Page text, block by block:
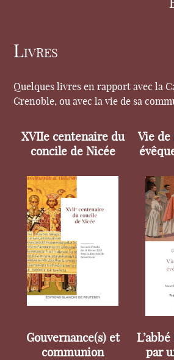
Livres
Quelques livres en rapport avec la
Grenoble, ou avec la vie de sa
XVIIe centenaire du
concile de Nicée
Vie de
Gouvernance(s) et
communion
par